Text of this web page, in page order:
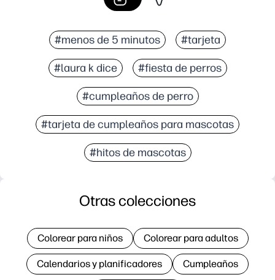
#menos de 5 minutos #tarjeta
#laura k dice #fiesta de perros
#cumpleaños de perro
#tarjeta de cumpleaños para mascotas
#hitos de mascotas
Otras colecciones
Colorear para niños Colorear para adultos
Calendarios y planificadores Cumpleaños